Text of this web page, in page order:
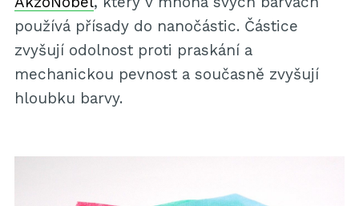
používá přísady do nanočástic. Částice
zvyšují odolnost proti praskání a
mechanickou pevnost a současně zvyšují
hloubku barvy.